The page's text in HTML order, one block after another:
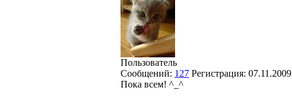
Пользователь
Сообщений: 127 Регистрация: 07.11.2009
Пока всем! ^_^